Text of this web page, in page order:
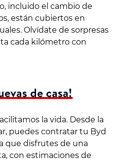
incluido el cambio de
están cubiertos en
Olvídate de sorpresas
cada kilómetro con
de casa!
la vida. Desde la
puedes contratar tu Byd
que disfrutes de una
con estimaciones de